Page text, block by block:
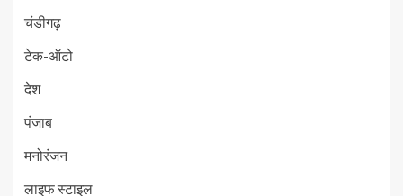
चंडीगढ़
टेक-ऑटो
देश
पंजाब
मनोरंजन
लाइफ स्टाइल